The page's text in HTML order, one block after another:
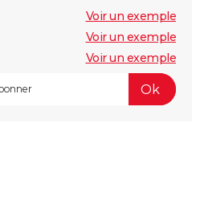
Voir un exemple
Voir un exemple
Voir un exemple